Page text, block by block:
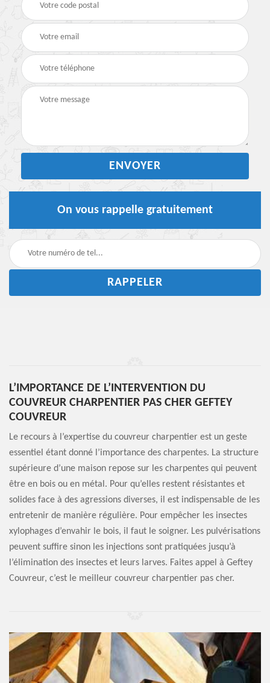
On vous rappelle gratuitement
L’IMPORTANCE DE L’INTERVENTION DU
COUVREUR CHARPENTIER PAS CHER GEFTEY
COUVREUR
Le recours à l’expertise du couvreur charpentier est un geste
essentiel étant donné l’importance des charpentes. La structure
supérieure d’une maison repose sur les charpentes qui peuvent
être en bois ou en métal. Pour qu’elles restent résistantes et
solides face à des agressions diverses, il est indispensable de les
entretenir de manière régulière. Pour empêcher les insectes
xylophages d’envahir le bois, il faut le soigner. Les pulvérisations
peuvent suffire sinon les injections sont pratiquées jusqu’à
l’élimination des insectes et leurs larves. Faites appel à Geftey
Couvreur, c’est le meilleur couvreur charpentier pas cher.